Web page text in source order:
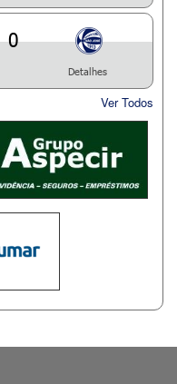
0
Detalhes
Ver Todos